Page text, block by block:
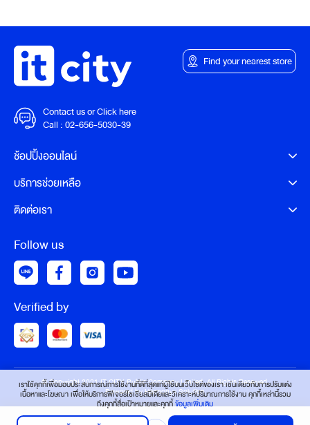
Contact us or Click here
Call :02-656-5030-39
Find your nearest store
ช้อปปิ้งออนไลน์
บริการช่วยเหลือ
ติดต่อเรา
Follow us
Verified by
© Copyright 2021 IT CITY Public Company Limited. All Rights Reserved.
Powered by Harmonyx Solution
เราใช้คุกกี้เพื่อมอบประสบการณ์การใช้งานที่ดีที่สุดแก่ผู้ใช้บนเว็บไซต์ของเรา เช่นเดียวกับการปรับแต่ง
เนื้อหาและโฆษณา เพื่อให้บริการฟีเจอร์โซเชียลมีเดียและวิเคราะห์ปริมาณการใช้งาน คุกกี้เหล่านี้รวม
ถึงคุกกี้สื่อเป้าหมายและคุกกี้ข้อมูลเพิ่มเติม